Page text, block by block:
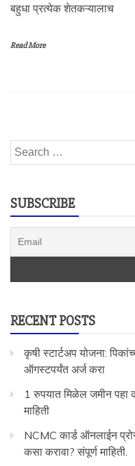
बहुधा प्रत्येक शेतकऱ्यालाच
Read More
Search
for:
SUBSCRIBE
RECENT POSTS
कृषी स्टार्टअप योजना:
ऑगस्टपर्यंत अर्ज करा
1 रुपयात मिळेल जमीन पहा
माहिती
NCMC कार्ड ऑनलाईन
कसा करावा? संपूर्ण माहिती.